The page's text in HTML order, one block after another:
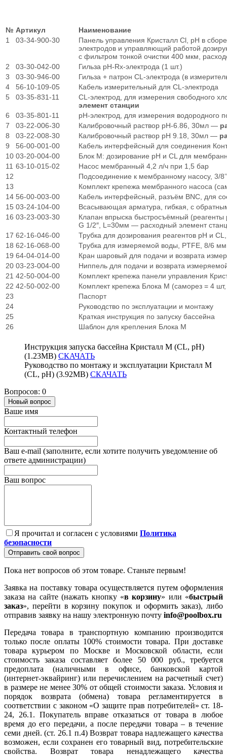
№ Артикул
Наименование
1
03-34-900-30
Панель управления Кристалл Cl, pH в
электродов и управляющий работой
с фильтром тонкой очистки 400 мкм,
2
03-30-042-00
Гильза pH-Rx-электрода (1 шт.)
3
03-30-946-00
Гильза + патрон CL-электрода (в
4
56-10-109-05
Кабель измерительный для CL-электрода
5
03-35-831-11
CL-электрод, для измерения свободного
элемент станции
6
03-35-801-11
рН-электрод, для измерения водородного
7
03-22-006-30 Калибровочный раствор рН-6.86, 30мл —
8
03-22-008-30 Калибровочный раствор рН 9.18, 30мл —
9
56-00-001-00
Кабель интерфейсный для соединения
10 03-20-004-00
Блок М: дозирование рН и CL для
11 63-10-015-02
Насос мембранный 4,2 л/ч при 1,5 бар
12
Подсоединение к мембранному насосу, 3/
13
Комплект крепежа мембранного насоса
14 56-00-003-00
Кабель интерфейсный, разъём BNC, для
15 03-24-104-00
Всасывающая арматура, гибкая, с
16 03-23-003-30
Клапан впрыска быстросъёмный
G 1/2″, L=30мм — расходный элемент
17 62-16-046-00
Трубка для дозирования реагентов рН и
18 62-16-068-00
Трубка для измеряемой воды, PTFE, 8/6 мм
19 64-04-014-00
Кран шаровый для подачи и возврата
20 03-23-004-00
Ниппель для подачи и возврата
21 42-50-004-00
Комплект крепежа панели управления
22 42-50-002-00
Комплект крепежа Блока М (саморез = 4
23
Паспорт
24
Руководство по эксплуатации и монтажу
25
Краткая инструкция по запуску бассейна
26
Шаблон для крепления Блока М
Инструкция запуска бассейна Кристалл М (CL, pH)
(1.23MB) СКАЧАТЬ
Руководство по монтажу и эксплуатации Кристалл М
(CL, pH) (3.92MB) СКАЧАТЬ
Вопросов: 0
Новый вопрос
Ваше имя
Контактный телефон
Ваш e-mail (заполните, если хотите получить уведомление об
ответе администрации)
Ваш вопрос
Я прочитал и согласен с условиями Политика
безопасности
Отправить свой вопрос
Пока нет вопросов об этом товаре. Станьте первым!
Заявка на поставку товара осуществляется путем оформления
заказа на сайте (нажать кнопку «в корзину» или «быстрый
заказ», перейти в корзину покупок и оформить заказ), либо
отправив заявку на нашу электронную почту info@poolbox.ru
Передача товара в транспортную компанию производится
только после оплаты 100% стоимости товара. При доставке
товара курьером по Москве и Московской области, если
стоимость заказа составляет более 50 000 руб., требуется
предоплата (наличными в офисе, банковской картой
(интернет-эквайринг) или перечислением на расчетный счет)
в размере не менее 30% от общей стоимости заказа. Условия и
порядок возврата (обмена) товара регламентируется в
соответствии с законом «О защите прав потребителей» ст. 18-
24, 26.1. Покупатель вправе отказаться от товара в любое
время до его передачи, а после передачи товара – в течение
семи дней. (ст. 26.1 п.4) Возврат товара надлежащего качества
возможен, если сохранен его товарный вид, потребительские
свойства. Возврат товара ненадлежащего качества